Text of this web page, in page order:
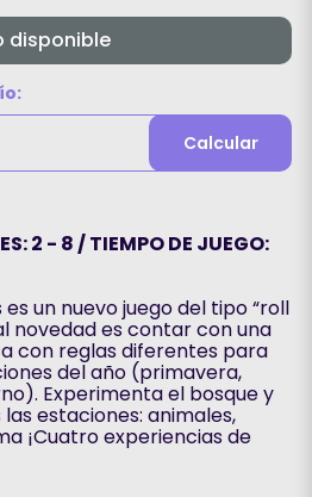
disponible
Calcular
2 - 8 / TIEMPO DE JUEGO:
es un nuevo juego del tipo “roll
novedad es contar con una
con reglas diferentes para
del año (primavera,
Experimenta el bosque y
estaciones: animales,
¡Cuatro experiencias de